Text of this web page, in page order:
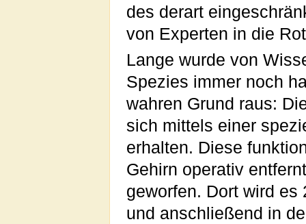
des derart
von Experten in die
Lange wurde von
Spezies immer noch
wahren Grund raus:
sich mittels einer
erhalten. Diese
Gehirn operativ
geworfen. Dort wird
und anschließend in